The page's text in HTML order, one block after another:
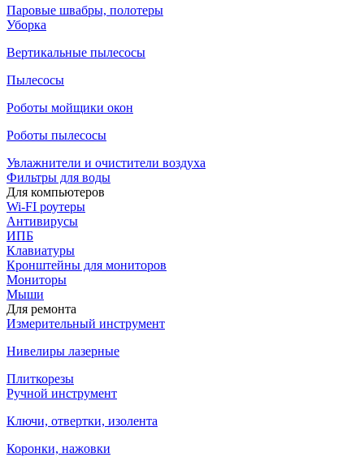
Паровые швабры, полотеры
Уборка
Вертикальные пылесосы
Пылесосы
Роботы мойщики окон
Роботы пылесосы
Увлажнители и очистители воздуха
Фильтры для воды
Для компьютеров
Wi-FI роутеры
Антивирусы
ИПБ
Клавиатуры
Кронштейны для мониторов
Мониторы
Мыши
Для ремонта
Измерительный инструмент
Нивелиры лазерные
Плиткорезы
Ручной инструмент
Ключи, отвертки, изолента
Коронки, нажовки